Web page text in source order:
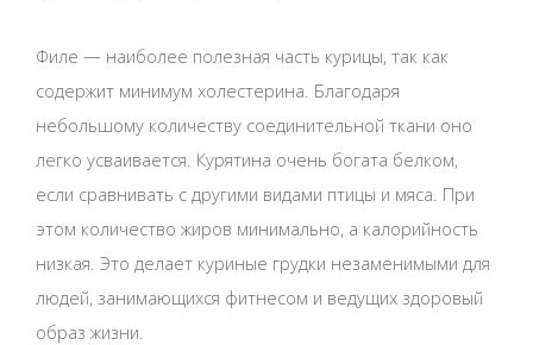
Филе — наиболее полезная часть курицы, так как
содержит минимум холестерина. Благодаря
небольшому количеству соединительной ткани оно
легко усваивается. Курятина очень богата белком,
если сравнивать с другими видами птицы и мяса. При
этом количество жиров минимально, а калорийность
низкая. Это делает куриные грудки незаменимыми для
людей, занимающихся фитнесом и ведущих здоровый
образ жизни.